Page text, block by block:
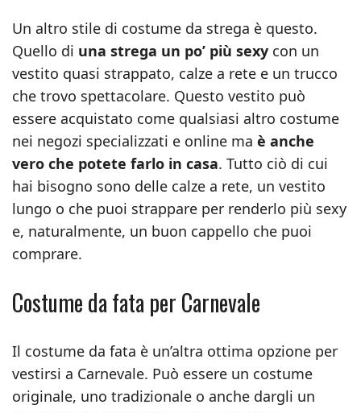
Un altro stile di costume da strega è questo.
Quello di una strega un po’ più sexy con un
vestito quasi strappato, calze a rete e un trucco
che trovo spettacolare. Questo vestito può
essere acquistato come qualsiasi altro costume
nei negozi specializzati e online ma è anche
vero che potete farlo in casa. Tutto ciò di cui
hai bisogno sono delle calze a rete, un vestito
lungo o che puoi strappare per renderlo più sexy
e, naturalmente, un buon cappello che puoi
comprare.
Costume da fata per Carnevale
Il costume da fata è un’altra ottima opzione per
vestirsi a Carnevale. Può essere un costume
originale, uno tradizionale o anche dargli un